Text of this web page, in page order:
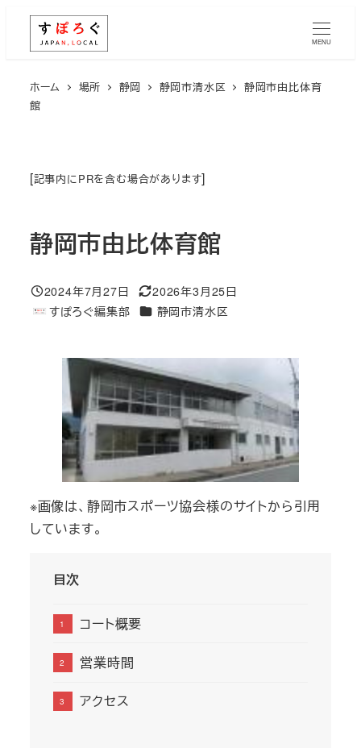
MENU
ホーム 場所 静岡 静岡市清水区
静岡市由比体育
館
[記事内にPRを含む場合があります]
静岡市由比体育館
投稿日
2024年7月27日
更新日
2026年3月25日
著
すぽろぐ編集部 エリア静岡市清水区
※画像は、静岡市スポーツ協会様のサイトから引用
しています。
目次
コート概要
営業時間
アクセス